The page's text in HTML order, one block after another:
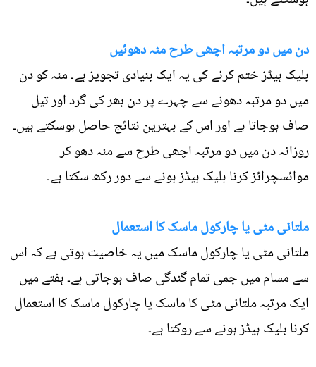
دن میں دو مرتبہ اچھی طرح منہ دھوئیں
بلیک ہیڈز ختم کرنے کی یہ ایک بنیادی تجویز ہے۔ منہ کو دن
میں دو مرتبہ دھونے سے چہرے پر دن بھر کی گرد اور تیل
صاف ہوجاتا ہے اور اس کے بہترین نتائج حاصل ہوسکتے ہیں۔
روزانہ دن میں دو مرتبہ اچھی طرح سے منہ دھو کر
موائسچرائز کرنا بلیک ہیڈز ہونے سے دور رکھ سکتا ہے۔
ملتانی مٹی یا چارکول ماسک کا استعمال
ملتانی مٹی یا چارکول ماسک میں یہ خاصیت ہوتی ہے کہ اس
سے مسام میں جمی تمام گندگی صاف ہوجاتی ہے۔ ہفتے میں
ایک مرتبہ ملتانی مٹی کا ماسک یا چارکول ماسک کا استعمال
کرنا بلیک ہیڈز ہونے سے روکتا ہے۔